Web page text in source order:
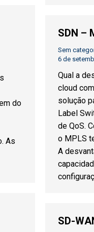
do
As
SDN –
Sem
6 de
Qual a
cloud
solução
Label
de QoS.
o MPLS
A
SD-